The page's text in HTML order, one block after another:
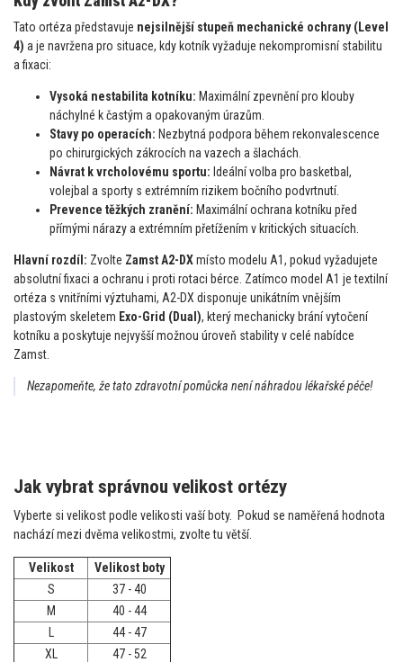
Tato ortéza představuje nejsilnější stupeň mechanické ochrany (Level
4) a je navržena pro situace, kdy kotník vyžaduje nekompromisní stabilitu
a fixaci:
Vysoká nestabilita kotníku: Maximální zpevnění pro klouby
náchylné k častým a opakovaným úrazům.
Stavy po operacích: Nezbytná podpora během rekonvalescence
po chirurgických zákrocích na vazech a šlachách.
Návrat k vrcholovému sportu: Ideální volba pro basketbal,
volejbal a sporty s extrémním rizikem bočního podvrtnutí.
Prevence těžkých zranění: Maximální ochrana kotníku před
přímými nárazy a extrémním přetížením v kritických situacích.
Hlavní rozdíl: Zvolte Zamst A2-DXmísto modelu A1, pokud vyžadujete
absolutní fixaci a ochranu i proti rotaci bérce. Zatímco model A1 je textilní
ortéza s vnitřními výztuhami, A2-DX disponuje unikátním vnějším
plastovým skeletem Exo-Grid (Dual), který mechanicky brání vytočení
kotníku a poskytuje nejvyšší možnou úroveň stability v celé nabídce
Zamst.
Nezapomeňte, že tato zdravotní pomůcka není náhradou lékařské péče!
Jak vybrat správnou velikost ortézy
Vyberte si velikost podle velikosti vaší boty. Pokud se naměřená hodnota
nachází mezi dvěma velikostmi, zvolte tu větší.
Velikost
Velikost boty
S
37 - 40
M
40 - 44
L
44 - 47
XL
47 - 52